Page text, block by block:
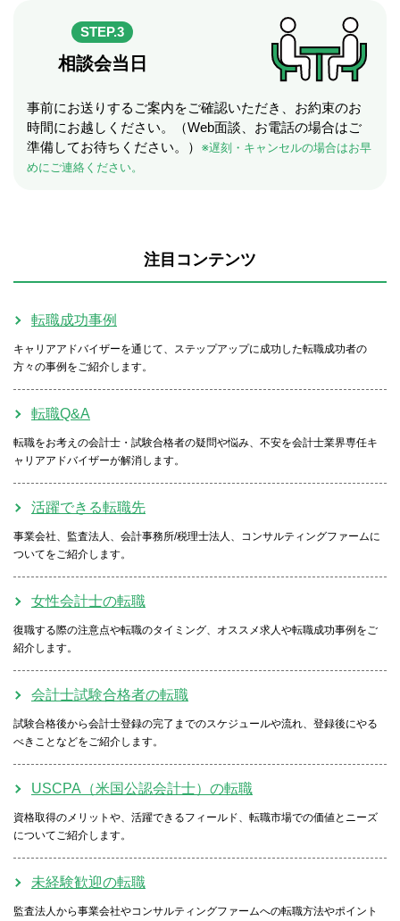
STEP.3
相談会当日
事前にお送りするご案内をご確認いただき、お約束のお
時間にお越しください。（Web面談、お電話の場合はご
準備してお待ちください。）
※遅刻・キャンセルの場合はお早
めにご連絡ください。
注目コンテンツ
転職成功事例
キャリアアドバイザーを通じて、ステップアップに成功した転職成功者の
方々の事例をご紹介します。
転職Q&A
転職をお考えの会計士・試験合格者の疑問や悩み、不安を会計士業界専任キ
ャリアアドバイザーが解消します。
活躍できる転職先
事業会社、監査法人、会計事務所/税理士法人、コンサルティングファームに
ついてをご紹介します。
女性会計士の転職
復職する際の注意点や転職のタイミング、オススメ求人や転職成功事例をご
紹介します。
会計士試験合格者の転職
試験合格後から会計士登録の完了までのスケジュールや流れ、登録後にやる
べきことなどをご紹介します。
USCPA（米国公認会計士）の転職
資格取得のメリットや、活躍できるフィールド、転職市場での価値とニーズ
についてご紹介します。
未経験歓迎の転職
監査法人から事業会社やコンサルティングファームへの転職方法やポイント